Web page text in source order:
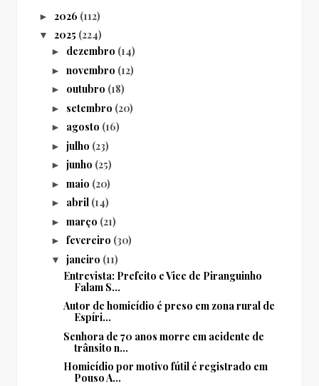
► 2026 (112)
▼ 2025 (224)
► dezembro (14)
► novembro (12)
► outubro (18)
► setembro (20)
► agosto (16)
► julho (23)
► junho (25)
► maio (20)
► abril (14)
► março (21)
► fevereiro (30)
▼ janeiro (11)
Entrevista: Prefeito e Vice de Piranguinho
Falam S...
Autor de homicídio é preso em zona rural de
Espíri...
Senhora de 70 anos morre em acidente de
trânsito n...
Homicídio por motivo fútil é registrado em
Pouso A...